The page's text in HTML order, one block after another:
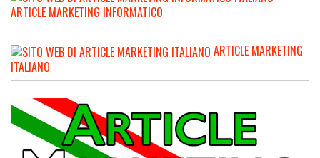
ARTICLE MARKETING INFORMATICO
ARTICLE MARKETING
ITALIANO